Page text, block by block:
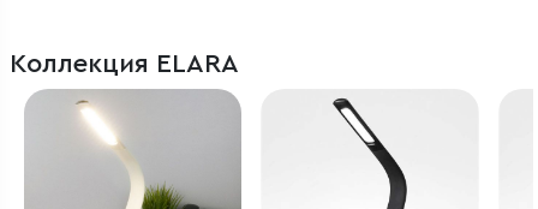
Коллекция ELARA